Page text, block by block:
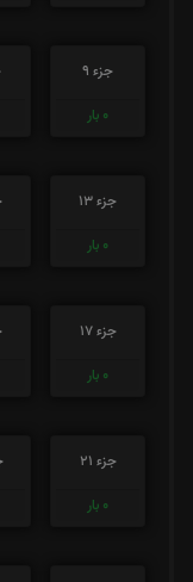
جزء 9
0 بار
جزء 13
0 بار
جزء 17
0 بار
جزء 21
0 بار